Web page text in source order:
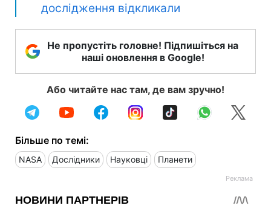
дослідження відкликали
Не пропустіть головне! Підпишіться на
наші оновлення в Google!
Або читайте нас там, де вам зручно!
Більше по темі:
NASA Дослідники Науковці Планети